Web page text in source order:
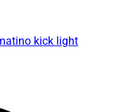
kick light